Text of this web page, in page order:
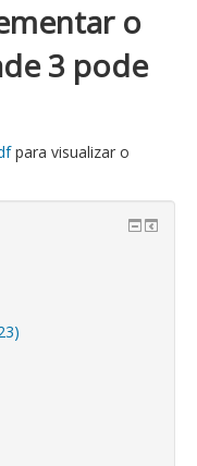
o
3 pode
para visualizar o